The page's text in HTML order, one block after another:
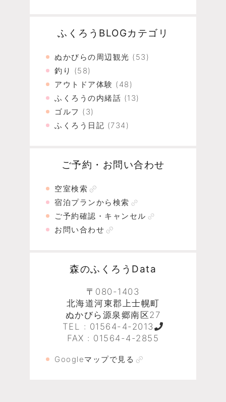
ふくろうBLOGカテゴリ
ぬかびらの周辺観光 (53)
釣り (58)
アウトドア体験 (48)
ふくろうの内緒話 (13)
ゴルフ (3)
ふくろう日記 (734)
ご予約・お問い合わせ
空室検索
宿泊プランから検索
ご予約確認・キャンセル
お問い合わせ
森のふくろうData
〒080-1403
北海道河東郡上士幌町
ぬかびら源泉郷南区27
TEL : 01564-4-2013
FAX : 01564-4-2855
Googleマップで見る